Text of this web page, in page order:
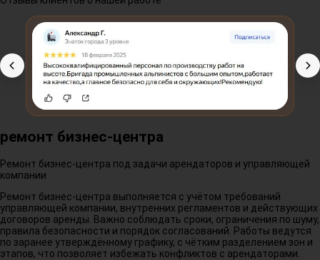
ремонт бизнес-центра
Ремонт бизнес-центра под задачи арендаторов и управляющей
компании
Ремонт бизнес-центра выполняется с учётом требований
управляющей компании, внутренних регламентов и действующих
договоров аренды. Важно соблюдать сроки, ограничения по шуму,
правила безопасности и порядок согласований. Работы ведутся
по заранее утверждённому графику, с чётким разделением зон и
этапов, что позволяет избежать конфликтов с арендаторами.